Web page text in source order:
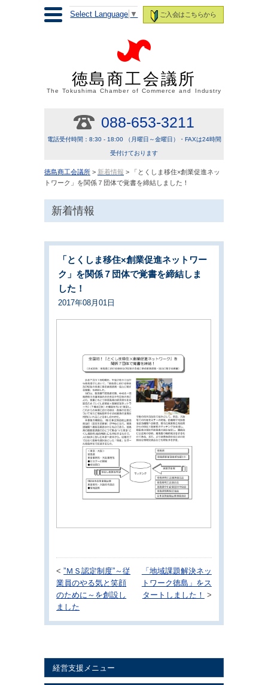
ご入会はこちらから
Select Language ▼
徳島商工会議所
The Tokushima Chamber of Commerce and Industry
088-653-3211
電話受付時間：8:30 - 18:00 （月曜日～金曜日）・FAXは24時間
受付けております
徳島商工会議所 > 新着情報 > 「とくしま移住×創業促進ネッ
トワーク」を関係７団体で覚書を締結しました！
新着情報
「とくしま移住×創業促進ネットワー
ク」を関係７団体で覚書を締結しま
した！
2017年08月01日
<”ＭＳ認定制度”～従
業員のやる気と笑顔
のために～を創設し
ました
「地域課題解決ネッ
トワーク徳島」をス
タートしました！
>
経営支援メニュー